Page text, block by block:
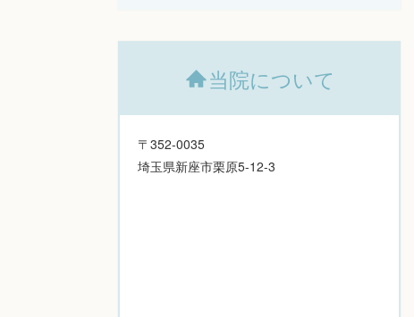
当院について
〒352-0035
埼玉県新座市栗原5-12-3